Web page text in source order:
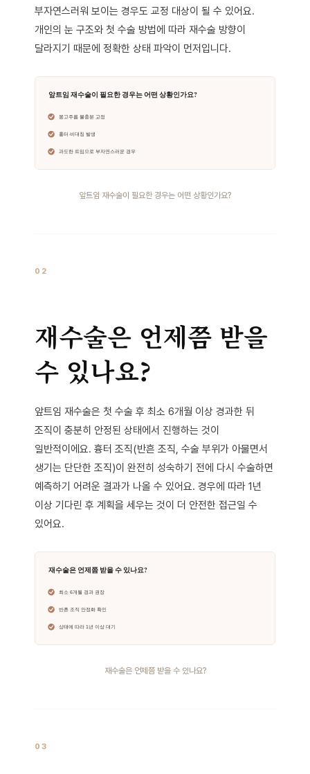
부자연스러워 보이는 경우도 교정 대상이 될 수 있어요.
개인의 눈 구조와 첫 수술 방법에 따라 재수술 방향이
달라지기 때문에 정확한 상태 파악이 먼저입니다.
앞트임 재수술이 필요한 경우는 어떤 상황인가요?
02
재수술은 언제쯤 받을
수 있나요?
앞트임 재수술은 첫 수술 후 최소 6개월 이상 경과한 뒤
조직이 충분히 안정된 상태에서 진행하는 것이
일반적이에요. 흉터 조직(반흔 조직, 수술 부위가 아물면서
생기는 단단한 조직)이 완전히 성숙하기 전에 다시 수술하면
예측하기 어려운 결과가 나올 수 있어요. 경우에 따라 1년
이상 기다린 후 계획을 세우는 것이 더 안전한 접근일 수
있어요.
재수술은 언제쯤 받을 수 있나요?
03